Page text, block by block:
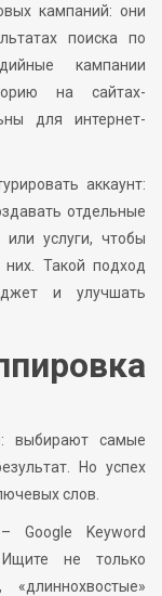
кампаний: они
поиска по
кампании
на сайтах-
для интернет-
аккаунт:
отдельные
услуги, чтобы
Такой подход
и улучшать
выбирают самые
Но успех
слов.
Google Keyword
не только